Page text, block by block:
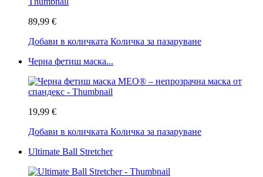
89,99 €
Добави в количката Количка за пазаруване
Черна фетиш маска...
19,99 €
Добави в количката Количка за пазаруване
Ultimate Ball Stretcher